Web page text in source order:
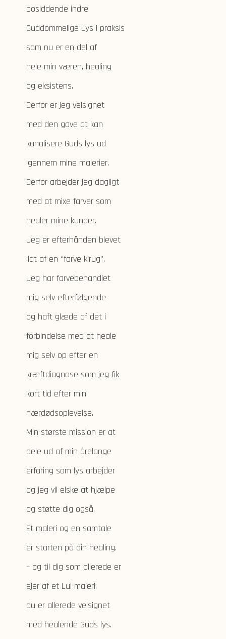
bosiddende indre
Guddommelige Lys i praksis
som nu er en del af
hele min væren, healing
og eksistens.
Derfor er jeg velsignet
med den gave at kan
kanalisere Guds lys ud
igennem mine malerier.
Derfor arbejder jeg dagligt
med at mixe farver som
healer mine kunder.
Jeg er efterhånden blevet
lidt af en “farve kirug”.
Jeg har farvebehandlet
mig selv efterfølgende
og haft glæde af det i
forbindelse med at heale
mig selv op efter en
kræftdiagnose som jeg fik
kort tid efter min
nærdødsoplevelse.
Min største mission er at
dele ud af min årelange
erfaring som lys arbejder
og jeg vil elske at hjælpe
og støtte dig også.
Et maleri og en samtale
er starten på din healing.
– og til dig som allerede er
ejer af et Lui maleri,
du er allerede velsignet
med healende Guds lys.